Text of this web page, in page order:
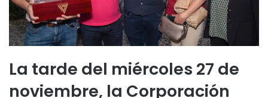
La tarde del miércoles 27 de
noviembre, la Corporación